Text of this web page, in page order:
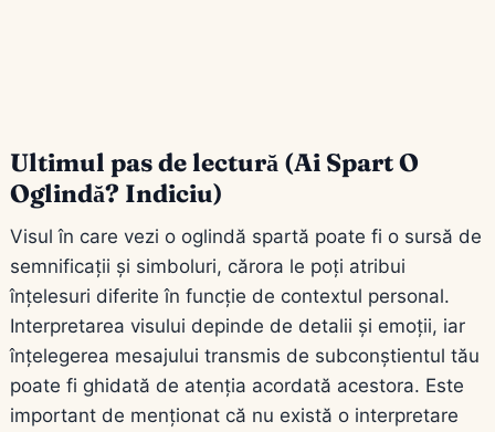
Ultimul pas de lectură (Ai Spart O
Oglindă? Indiciu)
Visul în care vezi o oglindă spartă poate fi o sursă de
semnificații și simboluri, cărora le poți atribui
înțelesuri diferite în funcție de contextul personal.
Interpretarea visului depinde de detalii și emoții, iar
înțelegerea mesajului transmis de subconștientul tău
poate fi ghidată de atenția acordată acestora. Este
important de menționat că nu există o interpretare